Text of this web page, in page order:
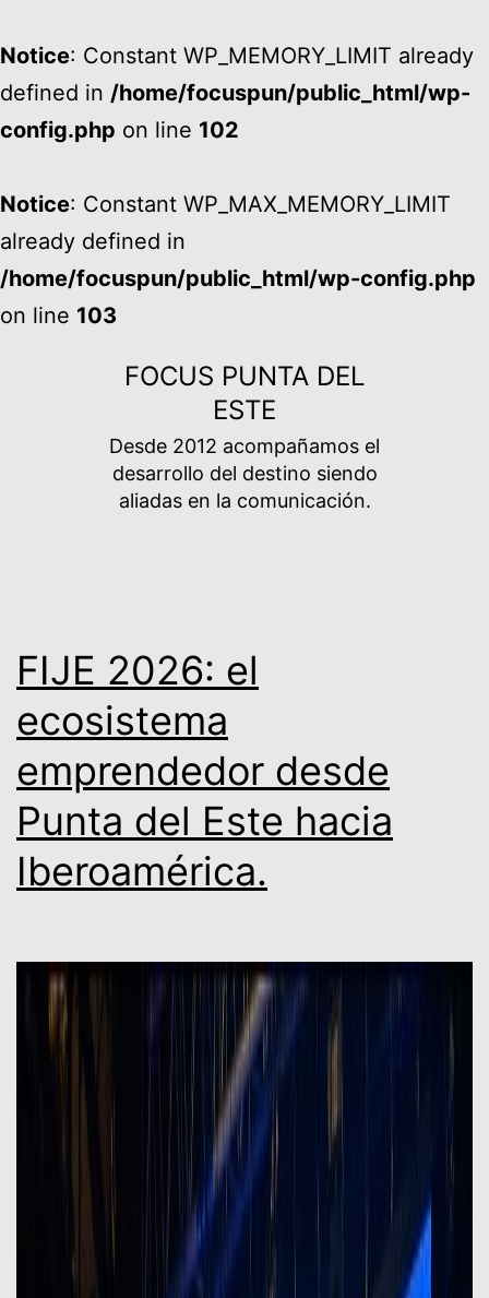
Notice: Constant WP_MEMORY_LIMIT already
defined in /home/focuspun/public_html/wp-
config.php on line 102
Notice: Constant WP_MAX_MEMORY_LIMIT
already defined in
/home/focuspun/public_html/wp-config.php
on line 103
FOCUS PUNTA DEL
ESTE
Desde 2012 acompañamos el
desarrollo del destino siendo
aliadas en la comunicación.
FIJE 2026: el
ecosistema
emprendedor desde
Punta del Este hacia
Iberoamérica.